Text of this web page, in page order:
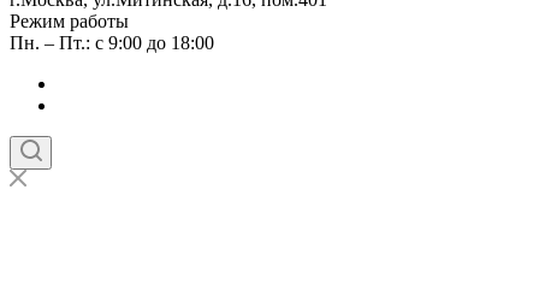
Режим работы
Пн. – Пт.: с 9:00 до 18:00